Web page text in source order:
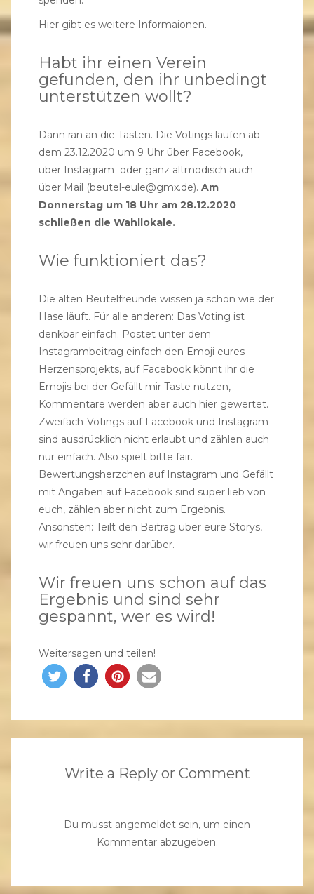
Hier gibt es weitere Informaionen.
Habt ihr einen Verein
gefunden, den ihr unbedingt
unterstützen wollt?
Dann ran an die Tasten. Die Votings laufen ab
dem 23.12.2020 um 9 Uhr über Facebook,
über Instagram oder ganz altmodisch auch
über Mail (beutel-eule@gmx.de). Am
Donnerstag um 18 Uhr am 28.12.2020
schließen die Wahllokale.
Wie funktioniert das?
Die alten Beutelfreunde wissen ja schon wie der
Hase läuft. Für alle anderen: Das Voting ist
denkbar einfach. Postet unter dem
Instagrambeitrag einfach den Emoji eures
Herzensprojekts, auf Facebook könnt ihr die
Emojis bei der Gefällt mir Taste nutzen,
Kommentare werden aber auch hier gewertet.
Zweifach-Votings auf Facebook und Instagram
sind ausdrücklich nicht erlaubt und zählen auch
nur einfach. Also spielt bitte fair.
Bewertungsherzchen auf Instagram und Gefällt
mit Angaben auf Facebook sind super lieb von
euch, zählen aber nicht zum Ergebnis.
Ansonsten: Teilt den Beitrag über eure Storys,
wir freuen uns sehr darüber.
Wir freuen uns schon auf das
Ergebnis und sind sehr
gespannt, wer es wird!
Weitersagen und teilen!
Write a Reply or Comment
Du musst angemeldet sein, um einen
Kommentar abzugeben.